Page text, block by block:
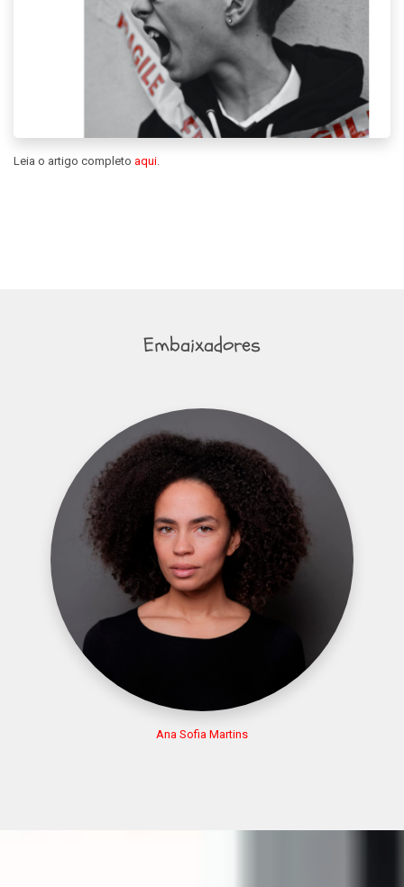
Leia o artigo completo aqui.
Embaixadores
Ana Sofia Martins